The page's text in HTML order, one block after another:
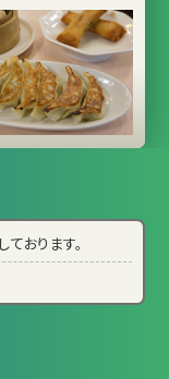
おります。